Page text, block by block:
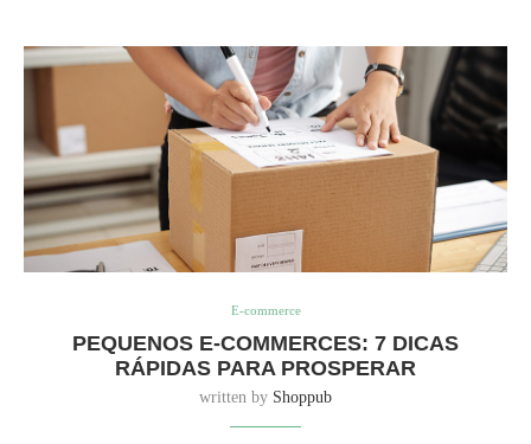
E-commerce
PEQUENOS E-COMMERCES: 7 DICAS
RÁPIDAS PARA PROSPERAR
written by Shoppub